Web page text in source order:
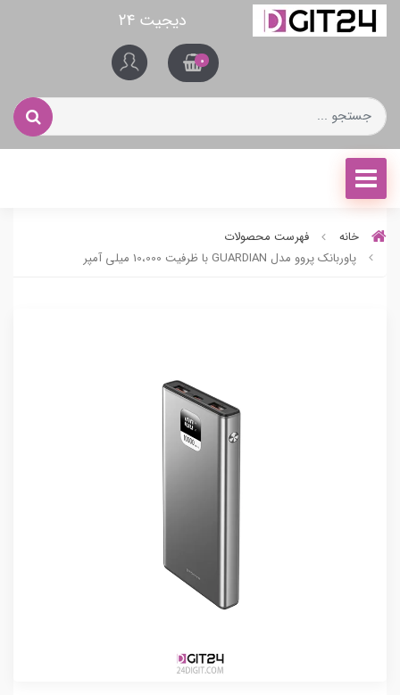
دیجیت ۲۴
0
خانه
فهرست محصولات
پاوربانک پروو مدل GUARDIAN با ظرفیت 10،000 میلی آمپر